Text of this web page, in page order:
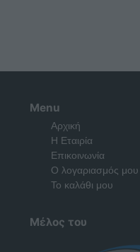
Menu
Αρχική
Η Εταιρία
Επικοινωνία
Ο λογαριασμός μου
Το καλάθι μου
Μέλος του